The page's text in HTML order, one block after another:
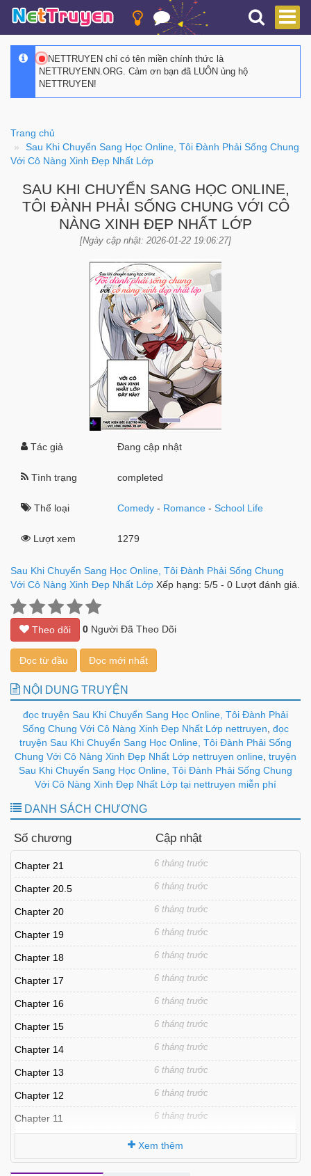
NETTRUYEN chỉ có tên miền chính thức là
NETTRUYENN.ORG. Cảm ơn bạn đã LUÔN ủng hộ
NETTRUYEN!
Trang chủ
Sau Khi Chuyển Sang Học Online, Tôi Đành Phải Sống Chung
Với Cô Nàng Xinh Đẹp Nhất Lớp
SAU KHI CHUYỂN SANG HỌC ONLINE,
TÔI ĐÀNH PHẢI SỐNG CHUNG VỚI CÔ
NÀNG XINH ĐẸP NHẤT LỚP
[Ngày cập nhật: 2026-01-22 19:06:27]
Tác giả Đang cập nhật
Tình trạng completed
Thể loại Comedy - Romance -School Life
Lượt xem 1279
Sau Khi Chuyển Sang Học Online, Tôi Đành Phải Sống Chung
Với Cô Nàng Xinh Đẹp Nhất Lớp Xếp hạng: 5/5 - 0 Lượt đánh giá.
Theo dõi 0 Người Đã Theo Dõi
Đọc từ đầu Đọc mới nhất
NỘI DUNG TRUYỆN
đọc truyện Sau Khi Chuyển Sang Học Online, Tôi Đành Phải
Sống Chung Với Cô Nàng Xinh Đẹp Nhất Lớp nettruyen đọc
truyện Sau Khi Chuyển Sang Học Online, Tôi Đành Phải Sống
Chung Với Cô Nàng Xinh Đẹp Nhất Lớp nettruyen online truyện
Sau Khi Chuyển Sang Học Online, Tôi Đành Phải Sống Chung
Với Cô Nàng Xinh Đẹp Nhất Lớp tại nettruyen miễn phí
DANH SÁCH CHƯƠNG
Số chương Cập nhật
Chapter 21 6 tháng trước
Chapter 20.5 6 tháng trước
Chapter 20 6 tháng trước
Chapter 19 6 tháng trước
Chapter 18 6 tháng trước
Chapter 17 6 tháng trước
Chapter 16 6 tháng trước
Chapter 15 6 tháng trước
Chapter 14 6 tháng trước
Chapter 13 6 tháng trước
Chapter 12 6 tháng trước
Chapter 11 6 tháng trước
Chapter 9 6 tháng trước
Xem thêm